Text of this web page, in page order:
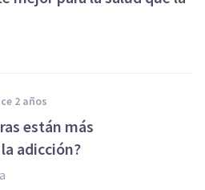
2 años
están más
adicción?